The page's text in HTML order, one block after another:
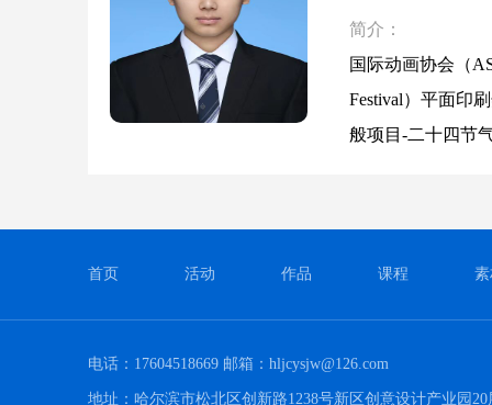
简介：
国际动画协会（
Festival）平面印
般项目-二十四节
首页 活动 作品 课程
电话：17604518669 邮箱：hljcysjw@126.com
地址：哈尔滨市松北区创新路1238号新区创意设计产业园20